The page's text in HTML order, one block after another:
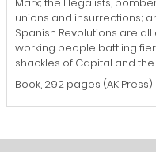
unions and insurrections;
Spanish Revolutions are
working people battling
shackles of Capital and the
Book, 292 pages (AK Press)